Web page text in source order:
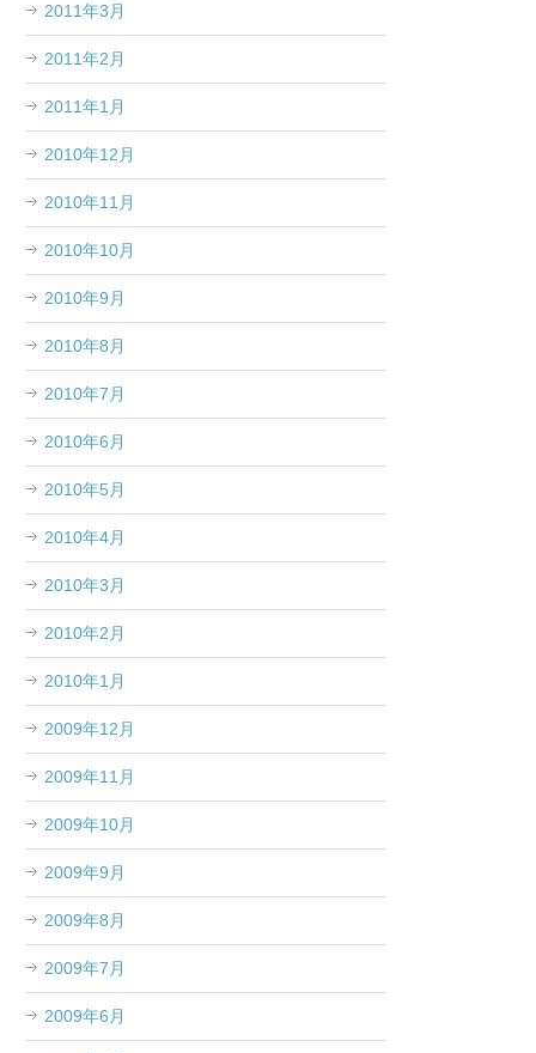
2011年3月
2011年2月
2011年1月
2010年12月
2010年11月
2010年10月
2010年9月
2010年8月
2010年7月
2010年6月
2010年5月
2010年4月
2010年3月
2010年2月
2010年1月
2009年12月
2009年11月
2009年10月
2009年9月
2009年8月
2009年7月
2009年6月